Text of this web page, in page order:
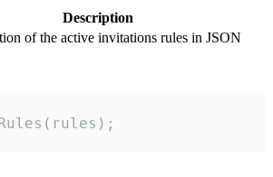
Description
of the active invitations rules in JSON